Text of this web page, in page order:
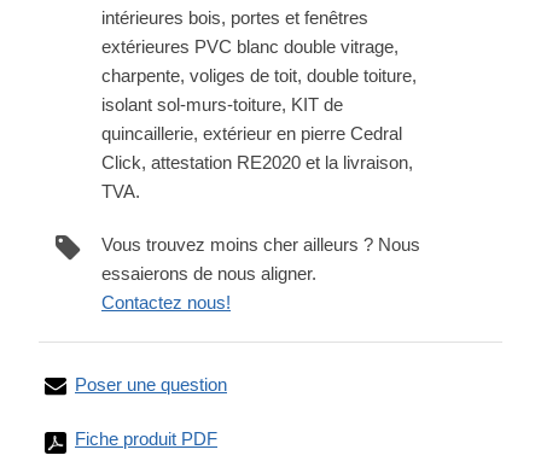
intérieures bois, portes et fenêtres
extérieures PVC blanc double vitrage,
charpente, voliges de toit, double toiture,
isolant sol-murs-toiture, KIT de
quincaillerie, extérieur en pierre Cedral
Click, attestation RE2020 et la livraison,
TVA.
Vous trouvez moins cher ailleurs ? Nous
essaierons de nous aligner.
Contactez nous!
Poser une question
Fiche produit PDF